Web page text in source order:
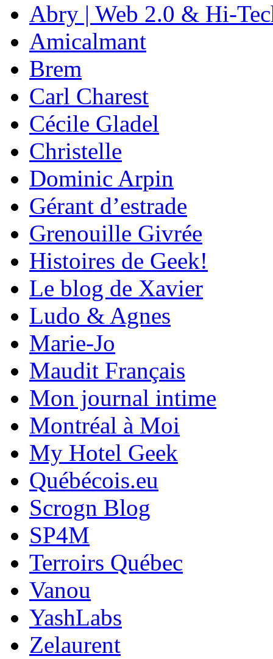
Abry | Web 2.0 & Hi-
Amicalmant
Brem
Carl Charest
Cécile Gladel
Christelle
Dominic Arpin
Gérant d’estrade
Grenouille Givrée
Histoires de Geek!
Le blog de Xavier
Ludo & Agnes
Marie-Jo
Maudit Français
Mon journal intime
Montréal à Moi
My Hotel Geek
Québécois.eu
Scrogn Blog
SP4M
Terroirs Québec
Vanou
YashLabs
Zelaurent